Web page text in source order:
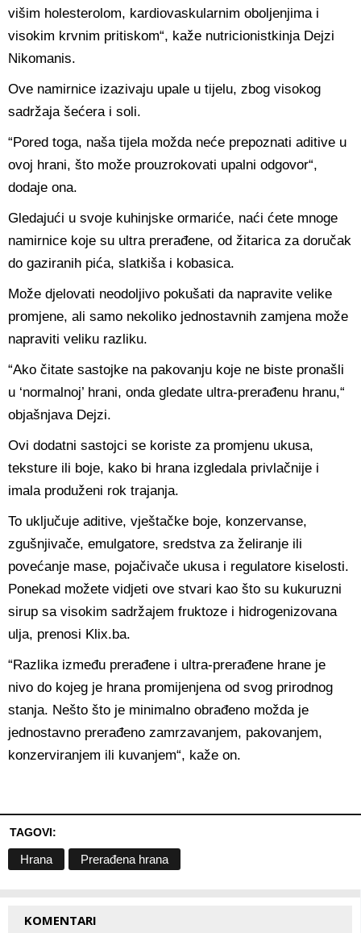
višim holesterolom, kardiovaskularnim oboljenjima i
visokim krvnim pritiskom“, kaže nutricionistkinja Dejzi
Nikomanis.
Ove namirnice izazivaju upale u tijelu, zbog visokog
sadržaja šećera i soli.
“Pored toga, naša tijela možda neće prepoznati aditive u
ovoj hrani, što može prouzrokovati upalni odgovor“,
dodaje ona.
Gledajući u svoje kuhinjske ormariće, naći ćete mnoge
namirnice koje su ultra prerađene, od žitarica za doručak
do gaziranih pića, slatkiša i kobasica.
Može djelovati neodoljivo pokušati da napravite velike
promjene, ali samo nekoliko jednostavnih zamjena može
napraviti veliku razliku.
“Ako čitate sastojke na pakovanju koje ne biste pronašli
u ‘normalnoj’ hrani, onda gledate ultra-prerađenu hranu,“
objašnjava Dejzi.
Ovi dodatni sastojci se koriste za promjenu ukusa,
teksture ili boje, kako bi hrana izgledala privlačnije i
imala produženi rok trajanja.
To uključuje aditive, vještačke boje, konzervanse,
zgušnjivače, emulgatore, sredstva za želiranje ili
povećanje mase, pojačivače ukusa i regulatore kiselosti.
Ponekad možete vidjeti ove stvari kao što su kukuruzni
sirup sa visokim sadržajem fruktoze i hidrogenizovana
ulja, prenosi Klix.ba.
“Razlika između prerađene i ultra-prerađene hrane je
nivo do kojeg je hrana promijenjena od svog prirodnog
stanja. Nešto što je minimalno obrađeno možda je
jednostavno prerađeno zamrzavanjem, pakovanjem,
konzerviranjem ili kuvanjem“, kaže on.
TAGOVI:
Hrana Prerađena hrana
KOMENTARI